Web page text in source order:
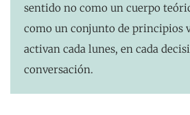
sentido no como un cuerpo
como un conjunto de principios
activan cada lunes, en cada
conversación.